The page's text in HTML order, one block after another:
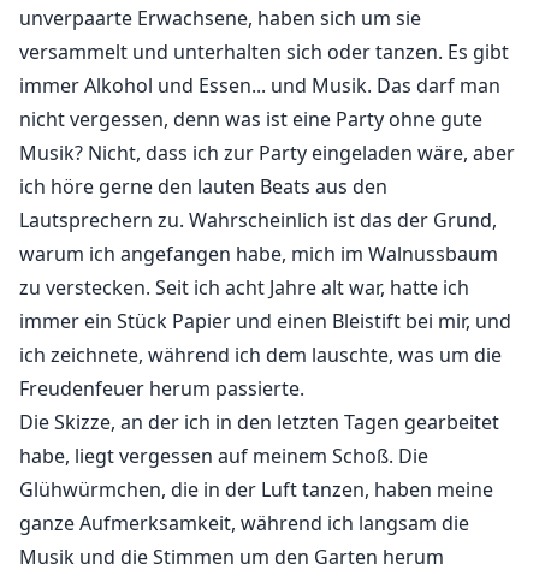
und alles ändert sich. Ich finde mich in den Armen
meines Peinigers wieder und verliebe mich in ihn. So
naiv, so töricht. Gerade als ich denke, dass ich ein
glückliches Ende haben werde, holt mich die Realität
ein. In derselben Nacht, in der ich mich in den Armen
meines Gefährten Jordan befinde, werde ich wegen
eines Verrats, den ich nicht verhindern konnte,
abgelehnt. Als Strafe wurde ich auf die schlimmste
Weise verstoßen und zum Außenseiter gemacht.
Während die Kälte in mich eindringt, träume ich von
einem weißen Wolf—meinem weißen Wolf. Er ist
immer in meinen Gedanken erschienen, wenn ich ihn
am meisten brauchte, und seine Anwesenheit hat mich
stets getröstet.
Ist dies das Ende meiner Geschichte? Ich habe die
Hoffnung und den Lebenswillen verloren.
unverpaarte Erwachsene, haben sich um sie
versammelt und unterhalten sich oder tanzen. Es gibt
immer Alkohol und Essen... und Musik. Das darf man
nicht vergessen, denn was ist eine Party ohne gute
Musik? Nicht, dass ich zur Party eingeladen wäre, aber
ich höre gerne den lauten Beats aus den
Lautsprechern zu. Wahrscheinlich ist das der Grund,
warum ich angefangen habe, mich im Walnussbaum
zu verstecken. Seit ich acht Jahre alt war, hatte ich
immer ein Stück Papier und einen Bleistift bei mir, und
ich zeichnete, während ich dem lauschte, was um die
Freudenfeuer herum passierte.
Die Skizze, an der ich in den letzten Tagen gearbeitet
habe, liegt vergessen auf meinem Schoß. Die
Glühwürmchen, die in der Luft tanzen, haben meine
ganze Aufmerksamkeit, während ich langsam die
Musik und die Stimmen um den Garten herum